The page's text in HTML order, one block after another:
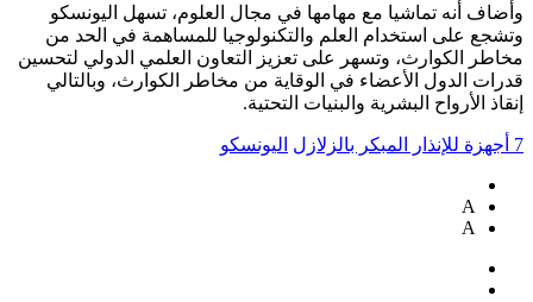
وأضاف أنه تماشيا مع مهامها في مجال العلوم، تسهل اليونسكو
وتشجع على استخدام العلم والتكنولوجيا للمساهمة في الحد من
مخاطر الكوارث، وتسهر على تعزيز التعاون العلمي الدولي لتحسين
قدرات الدول الأعضاء في الوقاية من مخاطر الكوارث، وبالتالي
إنقاذ الأرواح البشرية والبنيات التحتية.
7 أجهزة للإنذار المبكر بالزلازل اليونسكو
A
A